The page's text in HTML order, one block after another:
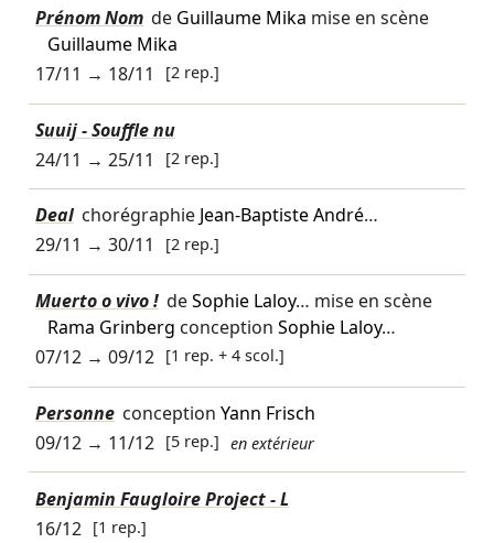
Prénom Nom de Guillaume Mika mise en scène
Guillaume Mika
17/11 → 18/11 [2 rep.]
Suuij - Souffle nu
24/11 → 25/11 [2 rep.]
Deal chorégraphie Jean-Baptiste André…
29/11 → 30/11 [2 rep.]
Muerto o vivo ! deSophie Laloy… mise en scène
Rama Grinberg conception Sophie Laloy…
07/12→ 09/12 [1 rep. + 4 scol.]
Personne conception Yann Frisch
09/12→ 11/12 [5 rep.] en extérieur
Benjamin Faugloire Project - L
16/12 [1 rep.]